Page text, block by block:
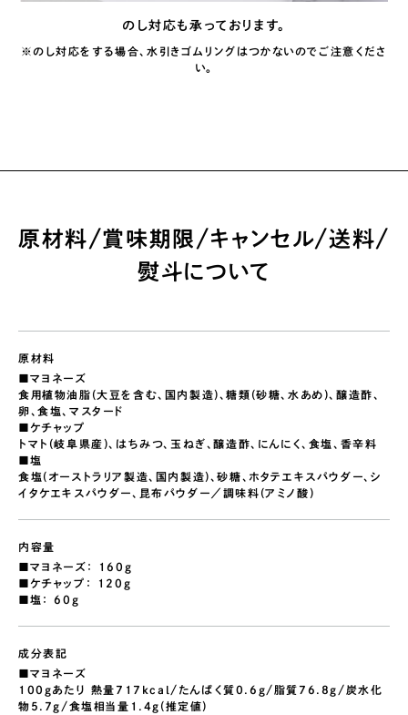
のし対応も承っております。
※のし対応をする場合、水引きゴムリングはつかないのでご注意くださ
い。
原材料/賞味期限/キャンセル/送料/
熨斗について
原材料
■マヨネーズ
食用植物油脂(大豆を含む、国内製造)、糖類(砂糖、水あめ)、醸造酢、
卵、食塩、マスタード
■ケチャップ
トマト(岐阜県産)、はちみつ、玉ねぎ、醸造酢、にんにく、食塩、香辛料
■塩
食塩(オーストラリア製造、国内製造)、砂糖、ホタテエキスパウダー、シ
イタケエキスパウダー、昆布パウダー／調味料(アミノ酸)
内容量
■マヨネーズ： 160g
■ケチャップ： 120g
■塩： 60g
成分表記
■マヨネーズ
100gあたり 熱量717kcal/たんぱく質0.6g/脂質76.8g/炭水化
物5.7g/食塩相当量1.4g(推定値)